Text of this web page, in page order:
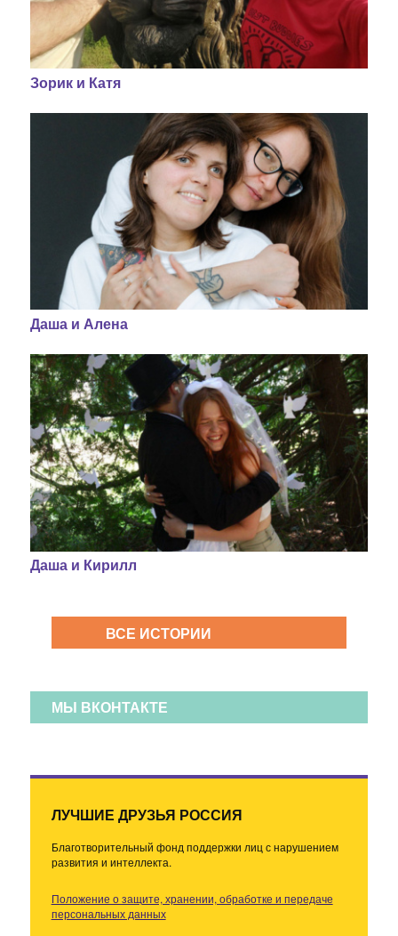
Зорик и Катя
Даша и Алена
Даша и Кирилл
ВСЕ ИСТОРИИ
МЫ ВКОНТАКТЕ
ЛУЧШИЕ ДРУЗЬЯ РОССИЯ
Благотворительный фонд поддержки лиц с нарушением
развития и интеллекта.
Положение о защите, хранении, обработке и передаче
персональных данных